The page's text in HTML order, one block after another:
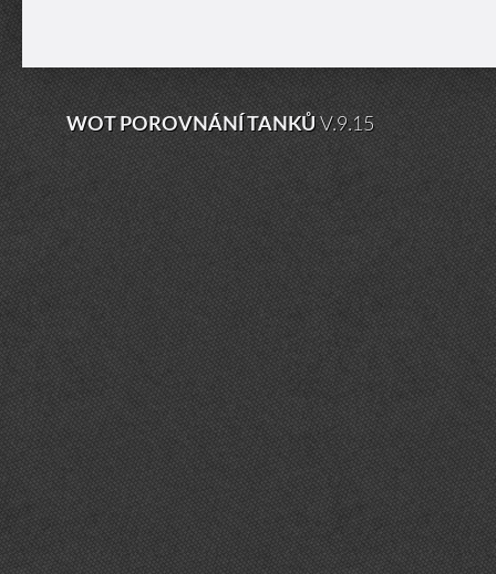
WOT POROVNÁNÍ TANKŮV.9.15